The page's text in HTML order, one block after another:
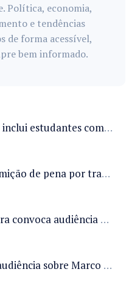
Política, economia,
e tendências
de forma acessível,
bem informado.
Projeto na Câmara inclui estudantes com deficiência no regime escolar especial da LDB e estabelece critérios para frequência
PL 82/26 proíbe remição de pena por trabalho em funções militares para condenados por crimes contra o Estado Democrático de Direito
Comissão da Câmara convoca audiência para discutir misoginia nas escolas e universidades após divulgação de listas misóginas
Câmara promove audiência sobre Marco de Fomento à Economia Digital e impactos da inteligência artificial